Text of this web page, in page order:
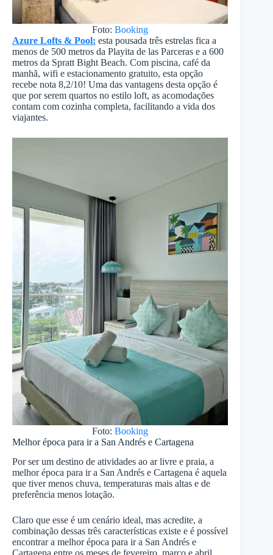
Foto:Booking
Azure Lofts & Pool: esta pousada três estrelas fica a
menos de 500 metros da Playita de las Parceras e a 600
metros da Spratt Bight Beach. Com piscina, café da
manhã, wifi e estacionamento gratuito, esta opção
recebe nota 8,2/10! Uma das vantagens desta opção é
que por serem quartos no estilo loft, as acomodações
contam com cozinha completa, facilitando a vida dos
viajantes.
Foto:Booking
Melhor época para ir a San Andrés e Cartagena
Por ser um destino de atividades ao ar livre e praia, a
melhor época para ir a San Andrés e Cartagena é aquela
que tiver menos chuva, temperaturas mais altas e de
preferência menos lotação.
Claro que esse é um cenário ideal, mas acredite, a
combinação dessas três características existe e é possível
encontrar a melhor época para ir a San Andrés e